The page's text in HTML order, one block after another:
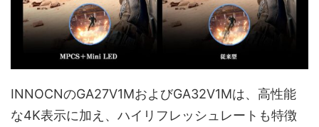
INNOCNのGA27V1MおよびGA32V1Mは、高性能
な4K表示に加え、ハイリフレッシュレートも特徴